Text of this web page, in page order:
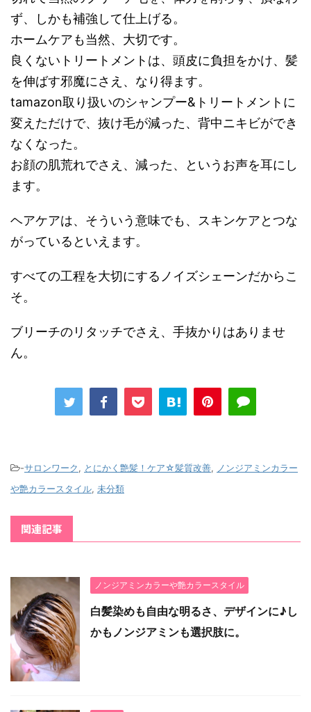
ず、しかも補強して仕上げる。
ホームケアも当然、大切です。
良くないトリートメントは、頭皮に負担をかけ、髪
を伸ばす邪魔にさえ、なり得ます。
tamazon取り扱いのシャンプー&トリートメントに
変えただけで、抜け毛が減った、背中ニキビができ
なくなった。
お顔の肌荒れでさえ、減った、というお声を耳にし
ます。
ヘアケアは、そういう意味でも、スキンケアとつな
がっているといえます。
すべての工程を大切にするノイズシェーンだからこ
そ。
ブリーチのリタッチでさえ、手抜かりはありませ
ん。
-サロンワーク, とにかく艶髪！ケア☆髪質改善, ノンジアミンカラー
や艶カラースタイル, 未分類
関連記事
ノンジアミンカラーや艶カラースタイル
白髪染めも自由な明るさ、デザインに♪し
かもノンジアミンも選択肢に。